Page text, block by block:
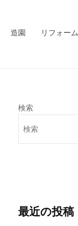
造園 リフォーム
検索
最近の投稿